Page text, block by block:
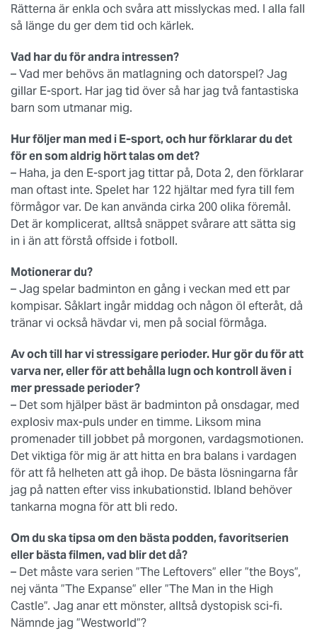
Rätterna är enkla och svåra att misslyckas med. I alla fall
så länge du ger dem tid och kärlek.
Vad har du för andra intressen?
– Vad mer behövs än matlagning och datorspel? Jag
gillar E-sport. Har jag tid över så har jag två fantastiska
barn som utmanar mig.
Hur följer man med i E-sport, och hur förklarar du det
för en som aldrig hört talas om det?
– Haha, ja den E-sport jag tittar på, Dota 2, den förklarar
man oftast inte. Spelet har 122 hjältar med fyra till fem
förmågor var. De kan använda cirka 200 olika föremål.
Det är komplicerat, alltså snäppet svårare att sätta sig
in i än att förstå offside i fotboll.
Motionerar du?
– Jag spelar badminton en gång i veckan med ett par
kompisar. Såklart ingår middag och någon öl efteråt, då
tränar vi också hävdar vi, men på social förmåga.
Av och till har vi stressigare perioder. Hur gör du för att
varva ner, eller för att behålla lugn och kontroll även i
mer pressade perioder?
– Det som hjälper bäst är badminton på onsdagar, med
explosiv max-puls under en timme. Liksom mina
promenader till jobbet på morgonen, vardagsmotionen.
Det viktiga för mig är att hitta en bra balans i vardagen
för att få helheten att gå ihop. De bästa lösningarna får
jag på natten efter viss inkubationstid. Ibland behöver
tankarna mogna för att bli redo.
Om du ska tipsa om den bästa podden, favoritserien
eller bästa filmen, vad blir det då?
– Det måste vara serien ”The Leftovers” eller ”the Boys”,
nej vänta ”The Expanse” eller ”The Man in the High
Castle”. Jag anar ett mönster, alltså dystopisk sci-fi.
Nämnde jag ”Westworld”?